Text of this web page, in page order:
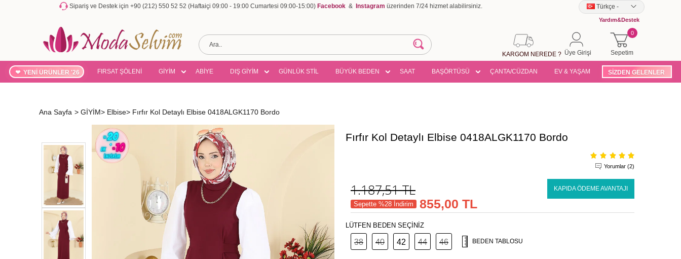
Sipariş ve Destek için +90 (212) 550 52 52 (Haftaiçi 09:00 - 19:00 Cumartesi 09:00-15:00) Facebook & Instagram üzerinden 7/24 hizmet alabilirsiniz. Türkçe -
Yardım&Destek
Sepetim
0
Üye Girişi
KARGOM NEREDE ?
YENİ ÜRÜNLER '26 FIRSAT ŞÖLENİ GİYİM ABİYE DIŞ GİYİM GÜNLÜK STİL BÜYÜK BEDEN SAAT BAŞÖRTÜSÜ ÇANTA/CÜZDAN EV & YAŞAM SİZDEN GELENLER
Ana Sayfa > GİYİM> Elbise> Fırfır Kol Detaylı Elbise 0418ALGK1170 Bordo
Fırfır Kol Detaylı Elbise 0418ALGK1170 Bordo
Yorumlar (2)
1.187,51TL KAPIDA ÖDEME AVANTAJI
Sepette %28 İndirim 855,00 TL
LÜTFEN BEDEN SEÇİNİZ
38 40 42 44 46 BEDEN TABLOSU